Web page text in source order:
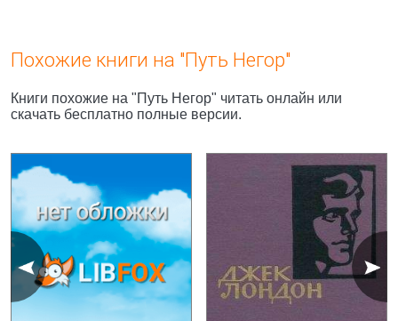
Похожие книги на "Путь Негор"
Книги похожие на "Путь Негор" читать онлайн или
скачать бесплатно полные версии.